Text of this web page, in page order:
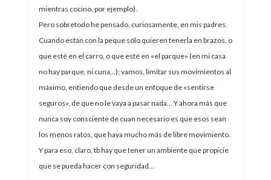
mientras cocino, por ejemplo).
Pero sobretodo he pensado, curiosamente, en mis padres.
Cuando están con la peque sólo quieren tenerla en brazos, o
que esté en el carro, o que esté en «el parque» (en mi casa
no hay parque, ni cuna,..); vamos, limitar sus movimientos al
máximo, entiendo que desde un enfoque de «sentirse
seguros», de que no le vaya a pasar nada… Y ahora más que
nunca soy consciente de cuan necesario es que esos sean
los menos ratos, que haya mucho más de libre movimiento.
Y para eso, claro, tb hay que tener un ambiente que propicie
que se pueda hacer con seguridad…